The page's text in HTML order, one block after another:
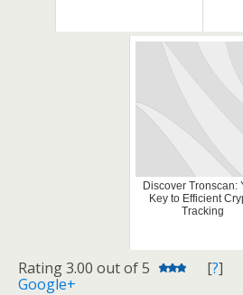
Discover Tronscan:
Key to Efficient
Tracking
Rating 3.00 out of 5 [?]
Google+